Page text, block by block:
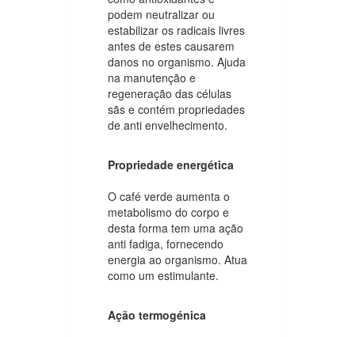
podem neutralizar ou
estabilizar os radicais livres
antes de estes causarem
danos no organismo. Ajuda
na manutenção e
regeneração das células
sãs e contém propriedades
de anti envelhecimento.
Propriedade energética
O café verde aumenta o
metabolismo do corpo e
desta forma tem uma ação
anti fadiga, fornecendo
energia ao organismo. Atua
como um estimulante.
Ação termogénica